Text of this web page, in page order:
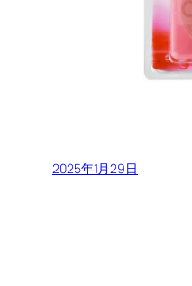
2025年1月29日